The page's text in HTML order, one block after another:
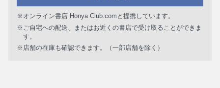
※オンライン書店 Honya Club.comと提携しています。
※ご自宅への配送、またはお近くの書店で受け取ることができま
す。
※店舗の在庫も確認できます。（一部店舗を除く）